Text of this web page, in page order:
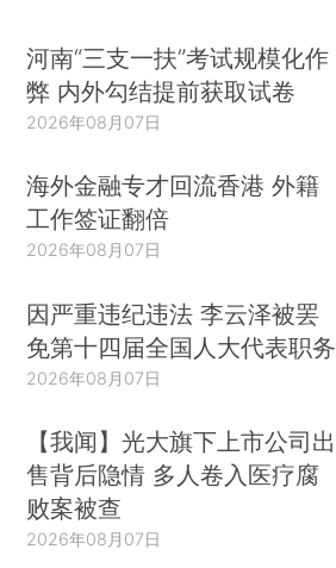
河南“三支一扶”考试规模化作
弊 内外勾结提前获取试卷
2026年08月07日
海外金融专才回流香港 外籍
工作签证翻倍
2026年08月07日
因严重违纪违法 李云泽被罢
免第十四届全国人大代表职务
2026年08月07日
【我闻】光大旗下上市公司出
售背后隐情 多人卷入医疗腐
败案被查
2026年08月07日